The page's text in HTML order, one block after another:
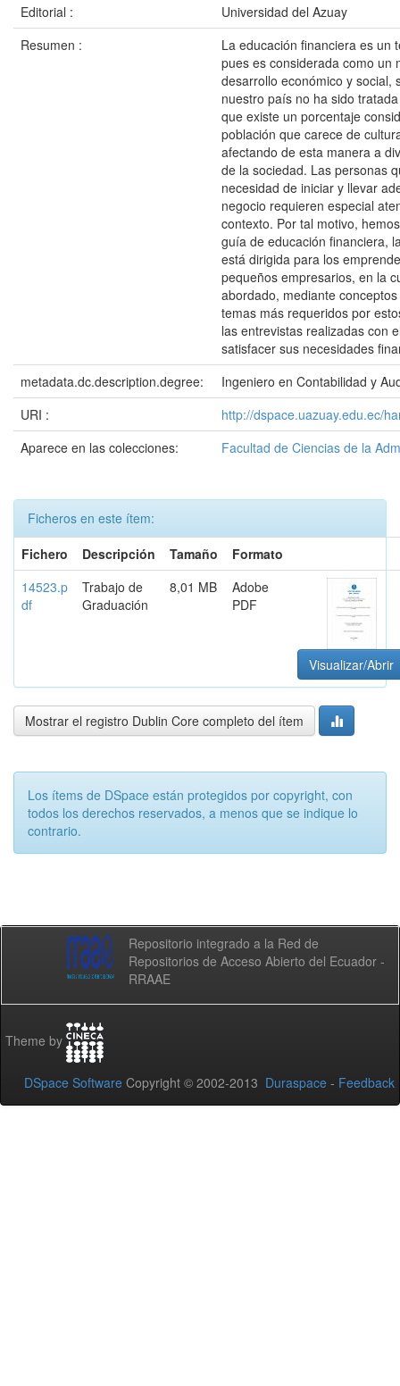
Editorial :
Universidad del Azuay
Resumen :
La educación financiera es un
pues es considerada como un
desarrollo económico y social,
nuestro país no ha sido
que existe un porcentaje
población que carece de
afectando de esta manera a
de la sociedad. Las personas
necesidad de iniciar y llevar
negocio requieren especial
contexto. Por tal motivo,
guía de educación financiera,
está dirigida para los
pequeños empresarios, en la
abordado, mediante
temas más requeridos por
las entrevistas realizadas con
satisfacer sus necesidades
metadata.dc.description.degree:
Ingeniero en Contabilidad y
URI :
http://dspace.uazuay.edu.ec/
Aparece en las colecciones:
Facultad de Ciencias de la
Ficheros en este ítem:
Fichero
Descripción Tamaño
Formato
14523.p
df
Trabajo de
Graduación
8,01 MB
Adobe
PDF
Visualizar/Abrir
Mostrar el registro Dublin Core completo del ítem
Los ítems de DSpace están protegidos por copyright, con
todos los derechos reservados, a menos que se indique lo
contrario.
Repositorio integrado a la Red de
Repositorios de Acceso Abierto del Ecuador -
RRAAE
Theme by
DSpace Software Copyright © 2002-2013 Duraspace - Feedback